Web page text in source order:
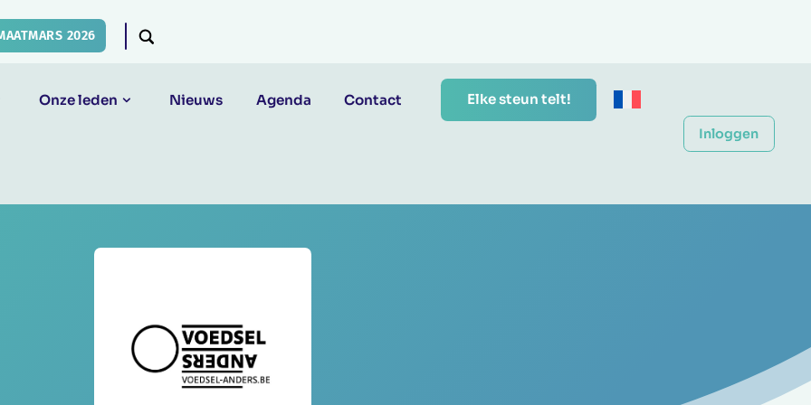
2026
Onze leden Nieuws Agenda Contact Elke steun telt!
Inloggen